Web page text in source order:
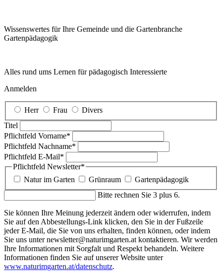
Wissenswertes für Ihre Gemeinde und die Gartenbranche
Garten­pädagogik
Alles rund ums Lernen für pädagogisch Interessierte
Anmelden
Herr Frau
Divers
Titel
Pflichtfeld Vorname*
Pflichtfeld Nachname*
Pflichtfeld E-Mail*
Pflichtfeld Newsletter*
Natur im Garten
Grünraum
Gartenpädagogik
Bitte rechnen Sie 3 plus 6.
Sie können Ihre Meinung jederzeit ändern oder widerrufen, indem
Sie auf den Abbestellungs-Link klicken, den Sie in der Fußzeile
jeder E-Mail, die Sie von uns erhalten, finden können, oder indem
Sie uns unter newsletter@naturimgarten.at kontaktieren. Wir werden
Ihre Informationen mit Sorgfalt und Respekt behandeln. Weitere
Informationen finden Sie auf unserer Website unter
www.naturimgarten.at/datenschutz.